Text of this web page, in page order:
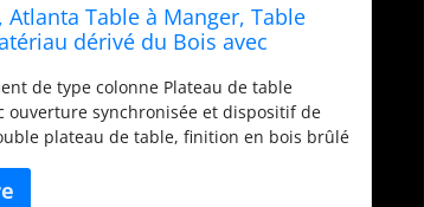
Atlanta Table à Manger, Table
dérivé du Bois avec
160-210 x 90 x 75 cm
de type colonne Plateau de table
ouverture synchronisée et dispositif de
plateau de table, finition en bois brûlé
dérivé du bois Ce produit est envoyé